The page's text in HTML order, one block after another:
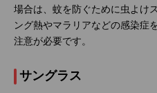
場合は、蚊を防ぐために虫よけ
ング熱やマラリアなどの感染症
注意が必要です。
サングラス